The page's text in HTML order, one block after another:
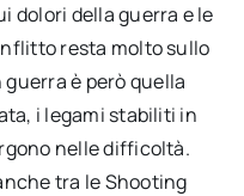
dolori della guerra e le
resta molto sullo
guerra è però quella
i legami stabiliti in
nelle difficoltà.
tra le Shooting